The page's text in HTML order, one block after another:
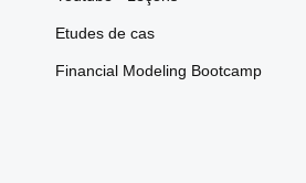
Etudes de cas
Financial Modeling Bootcamp